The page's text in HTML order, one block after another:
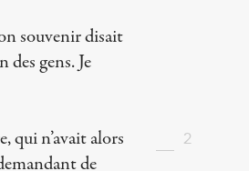
souvenir disait
gens. Je
qui n’avait alors
de
2